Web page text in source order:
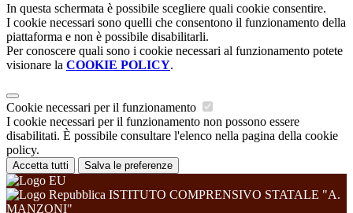
In questa schermata è possibile scegliere quali cookie consentire.
I cookie necessari sono quelli che consentono il funzionamento della
piattaforma e non è possibile disabilitarli.
Per conoscere quali sono i cookie necessari al funzionamento potete
visionare la COOKIE POLICY.
Cookie necessari per il funzionamento
I cookie necessari per il funzionamento non possono essere
disabilitati. È possibile consultare l'elenco nella pagina della cookie
policy.
Accetta tutti Salva le preferenze
ISTITUTO COMPRENSIVO STATALE "A.
MANZONI"